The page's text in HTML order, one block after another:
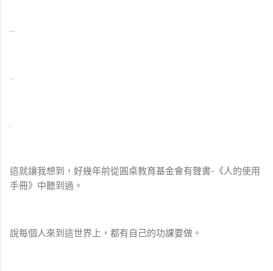
…
..
.
這就讓我想到，好幾年前從圓桌教育基金會有聲書-《人的使用
手冊》中聽到過。
說每個人來到這世界上，都有自己的功課要做。